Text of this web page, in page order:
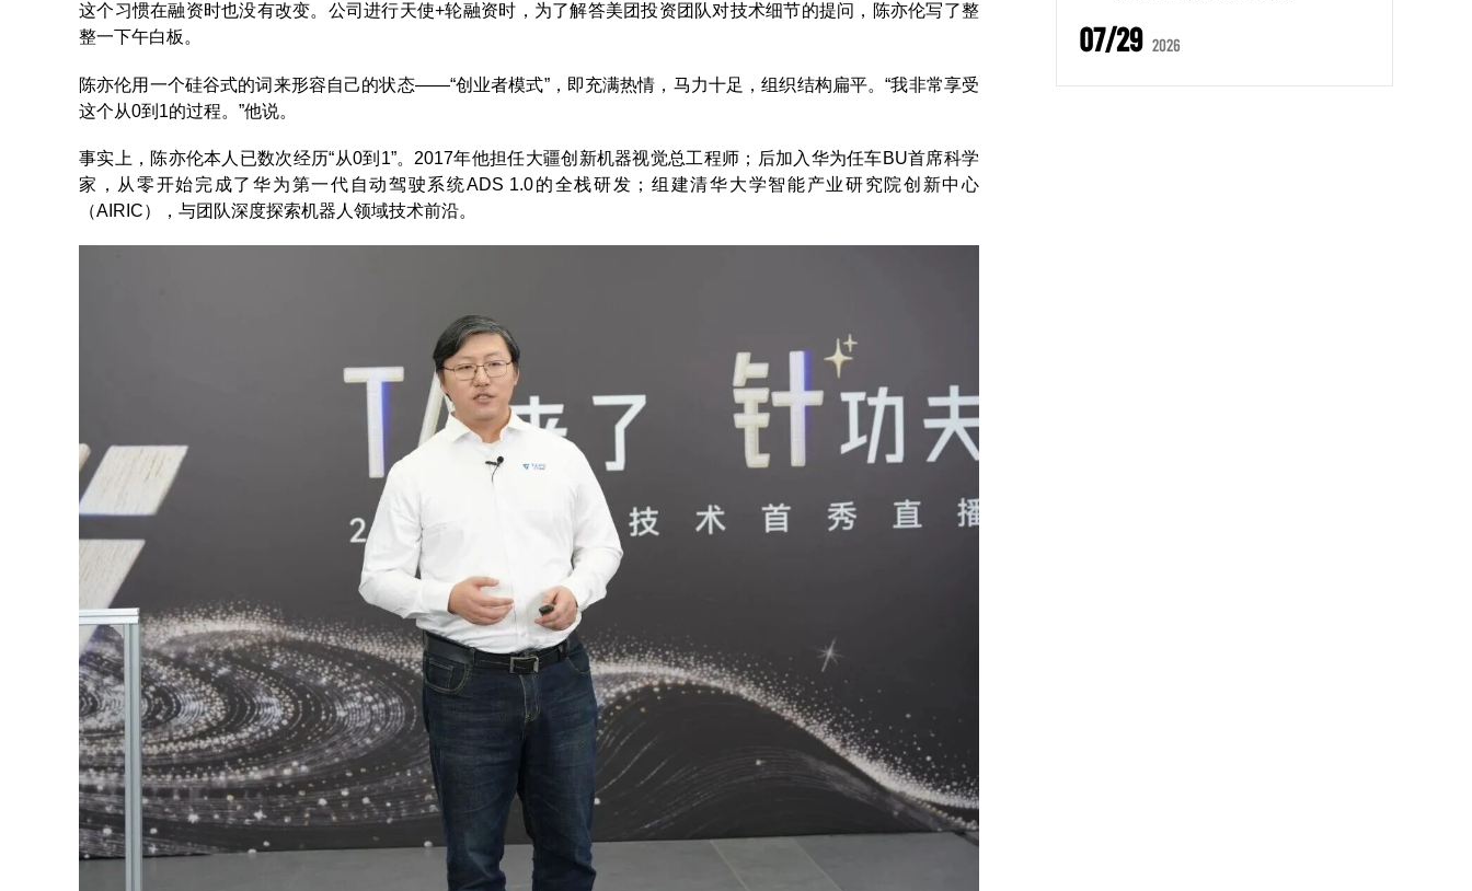
这个习惯在融资时也没有改变。公司进行天使+轮融资时，为了解答美团投资团队对技术细节的提问，陈亦伦写了整
整一下午白板。
陈亦伦用一个硅谷式的词来形容自己的状态——“创业者模式”，即充满热情，马力十足，组织结构扁平。“我非常享受
这个从0到1的过程。”他说。
事实上，陈亦伦本人已数次经历“从0到1”。2017年他担任大疆创新机器视觉总工程师；后加入华为任车BU首席科学
家，从零开始完成了华为第一代自动驾驶系统ADS 1.0的全栈研发；组建清华大学智能产业研究院创新中心
（AIRIC），与团队深度探索机器人领域技术前沿。
07/29 2026